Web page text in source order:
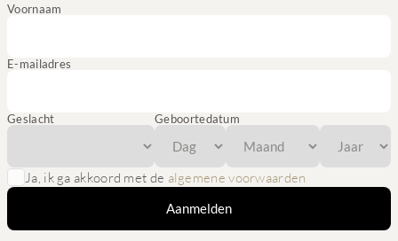
Voornaam
E-mailadres
Geslacht Geboortedatum
Ja, ik ga akkoord met de algemene voorwaarden
Aanmelden